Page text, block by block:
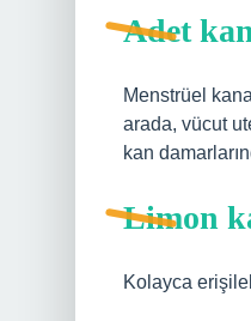
Adet
Menstrüel
arada, vücut
kan
Limon
Kolayca